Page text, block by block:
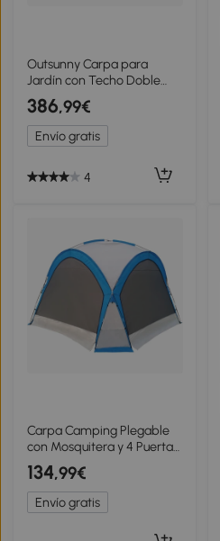
Outsunny Carpa para
Jardín con Techo Doble
Cenador con Mosquiteras y
Cortinas para Exterior
Terraza 370x303x290 cm
Beige
386,99€
Envío gratis
4
Carpa Camping Plegable
con Mosquitera y 4 Puertas,
350x350x260 Cm, Azul y
Gris
134,99€
Envío gratis